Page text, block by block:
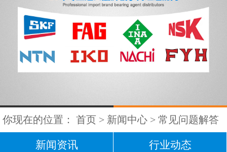
你现在的位置： 首页 > 新闻中心 > 常见问题解答
新闻资讯 行业动态